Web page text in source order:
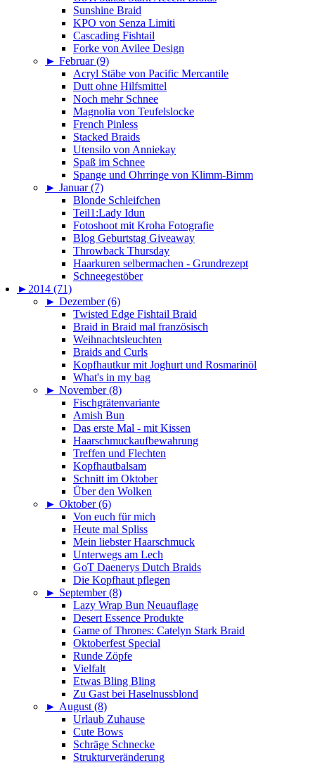
Sunshine Braid
KPO von Senza Limiti
Cascading Fishtail
Forke von Avilee Design
► Februar (9)
Acryl Stäbe von Pacific Mercantile
Dutt ohne Hilfsmittel
Noch mehr Schnee
Magnolia von Teufelslocke
French Pinless
Stacked Braids
Utensilo von Anniekay
Spaß im Schnee
Spange und Ohrringe von Klimm-Bimm
► Januar (7)
Blonde Schleifchen
Teil1:Lady Idun
Fotoshoot mit Kroha Fotografie
Blog Geburtstag Giveaway
Throwback Thursday
Haarkuren selbermachen - Grundrezept
Schneegestöber
► 2014 (71)
► Dezember (6)
Twisted Edge Fishtail Braid
Braid in Braid mal französisch
Weihnachtsleuchten
Braids and Curls
Kopfhautkur mit Joghurt und Rosmarinöl
What's in my bag
► November (8)
Fischgrätenvariante
Amish Bun
Das erste Mal - mit Kissen
Haarschmuckaufbewahrung
Treffen und Flechten
Kopfhautbalsam
Schnitt im Oktober
Über den Wolken
► Oktober (6)
Von euch für mich
Heute mal Spliss
Mein liebster Haarschmuck
Unterwegs am Lech
GoT Daenerys Dutch Braids
Die Kopfhaut pflegen
► September (8)
Lazy Wrap Bun Neuauflage
Desert Essence Produkte
Game of Thrones: Catelyn Stark Braid
Oktoberfest Special
Runde Zöpfe
Vielfalt
Etwas Bling Bling
Zu Gast bei Haselnussblond
► August (8)
Urlaub Zuhause
Cute Bows
Schräge Schnecke
Strukturveränderung